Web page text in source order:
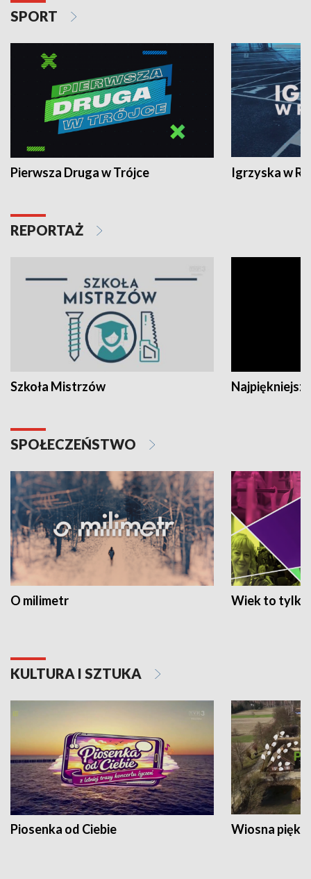
SPORT
Pierwsza Druga w Trójce Igrzyska w
REPORTAŻ
Szkoła Mistrzów
SPOŁECZEŃSTWO
O milimetr Wiek to tylko
KULTURA I SZTUKA
Piosenka od Ciebie Wiosna